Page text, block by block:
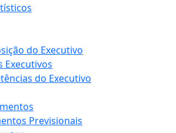
do Executivo
Executivos
do Executivo
Previsionais